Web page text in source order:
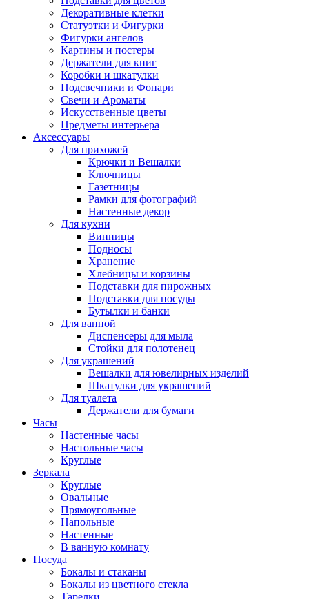
Декоративные клетки
Статуэтки и Фигурки
Фигурки ангелов
Картины и постеры
Держатели для книг
Коробки и шкатулки
Подсвечники и Фонари
Свечи и Ароматы
Искусственные цветы
Предметы интерьера
Аксессуары
Для прихожей
Крючки и Вешалки
Ключницы
Газетницы
Рамки для фотографий
Настенные декор
Для кухни
Винницы
Подносы
Хранение
Хлебницы и корзины
Подставки для пирожных
Подставки для посуды
Бутылки и банки
Для ванной
Диспенсеры для мыла
Стойки для полотенец
Для украшений
Вешалки для ювелирных изделий
Шкатулки для украшений
Для туалета
Держатели для бумаги
Часы
Настенные часы
Настольные часы
Круглые
Зеркала
Круглые
Овальные
Прямоугольные
Напольные
Настенные
В ванную комнату
Посуда
Бокалы и стаканы
Бокалы из цветного стекла
Тарелки